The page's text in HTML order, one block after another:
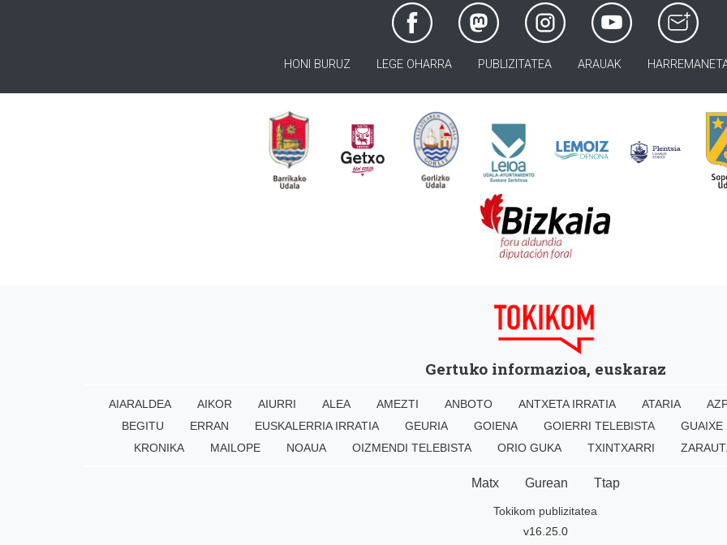
HONI BURUZ LEGE OHARRA PUBLIZITATEA ARAUAK
Gertuko informazioa, euskaraz
AIARALDEA AIKOR AIURRI ALEA AMEZTI ANBOTO ANTXETA IRRATIA ATARIA
BEGITU
ERRAN EUSKALERRIA IRRATIA GEURIA GOIENA GOIERRI TELEBISTA
GUAIXE
KRONIKA
MAILOPE NOAUA OIZMENDI TELEBISTA ORIO GUKA TXINTXARRI
Matx Gurean Ttap
Tokikom publizitatea
v16.25.0